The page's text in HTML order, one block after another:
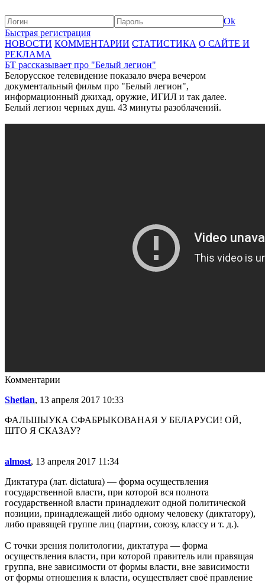
Ok
Быстрая регистрация
НОВОСТИ КОММЕНТАРИИ СТАТИСТИКА О САЙТЕ И
РЕКЛАМА
БТ рассказывает про "Белый легион"
Белорусское телевидение показало вчера вечером
документальный фильм про "Белый легион",
информационный джихад, оружие, ИГИЛ и так далее.
Белый легион черных душ. 43 минуты разоблачений.
Комментарии
Shetlan, 13 апреля 2017 10:33
ФАЛЬШЫУКА СФАБРЫКОВАНАЯ У БЕЛАРУСИ! ОЙ,
ШТО Я СКАЗАУ?
almost, 13 апреля 2017 11:34
Диктатура (лат. dictatura) — форма осуществления
государственной власти, при которой вся полнота
государственной власти принадлежит одной политической
позиции, принадлежащей либо одному человеку (диктатору),
либо правящей группе лиц (партии, союзу, классу и т. д.).
C точки зрения политологии, диктатура — форма
осуществления власти, при которой правитель или правящая
группа, вне зависимости от формы власти, вне зависимости
от формы отношения к власти, осуществляет своё правление